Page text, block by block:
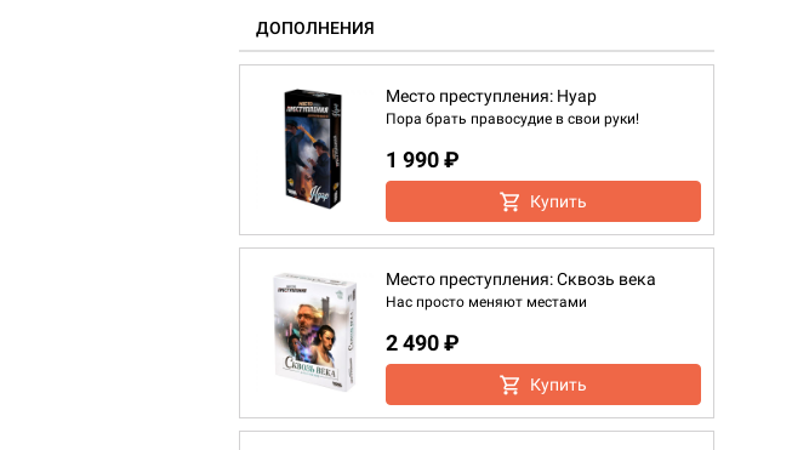
ДОПОЛНЕНИЯ
Место преступления: Нуар
Пора брать правосудие в свои руки!
1 990 ₽
Купить
Место преступления: Сквозь века
Нас просто меняют местами
2 490 ₽
Купить